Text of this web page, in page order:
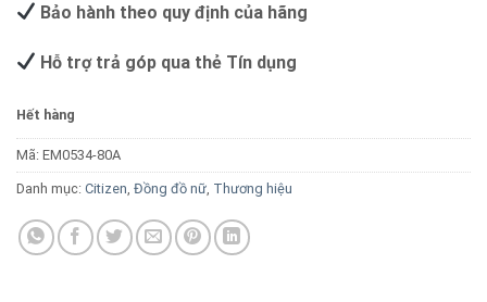
Bảo hành theo quy định của hãng
Hỗ trợ trả góp qua thẻ Tín dụng
Hết hàng
Mã: EM0534-80A
Danh mục: Citizen, Đồng đồ nữ, Thương hiệu